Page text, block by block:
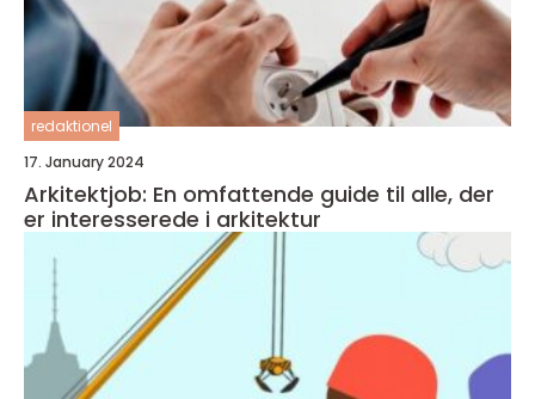
redaktionel
17. January 2024
Arkitektjob: En omfattende guide til alle, der
er interesserede i arkitektur